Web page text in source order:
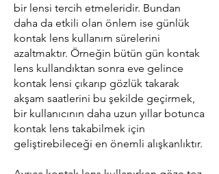
bir lensi tercih etmeleridir. Bundan
daha da etkili olan önlem ise günlük
kontak lens kullanım sürelerini
azaltmaktır. Örneğin bütün gün kontak
lens kullandıktan sonra eve gelince
kontak lensi çıkarıp gözlük takarak
akşam saatlerini bu şekilde geçirmek,
bir kullanıcının daha uzun yıllar botunca
kontak lens takabilmek için
geliştirebileceği en önemli alışkanlıktır.